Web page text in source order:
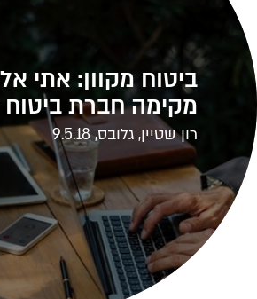
ביטוח מקוון: אתי
מקימה חברת ביטוח
רון שטיין, גלובס, 9.5.18